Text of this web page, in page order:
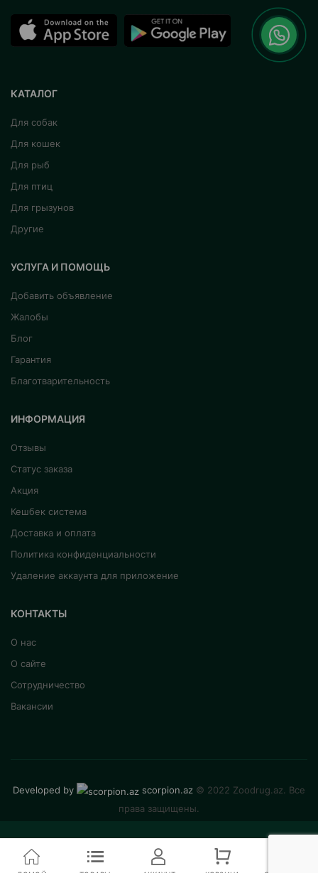
КАТАЛОГ
Для собак
Для кошек
Для рыб
Для птиц
Для грызунов
Другие
УСЛУГА И ПОМОЩЬ
Добавить объявление
Жалобы
Блог
Гарантия
Благотварительность
ИНФОРМАЦИЯ
Отзывы
Статус заказа
Акция
Кешбек система
Доставка и оплата
Политика конфиденциальности
Удаление аккаунта для приложение
КОНТАКТЫ
О нас
О сайте
Сотрудничество
Вакансии
Developed by scorpion.az © 2022 Zoodrug.az. Все
права защищены.